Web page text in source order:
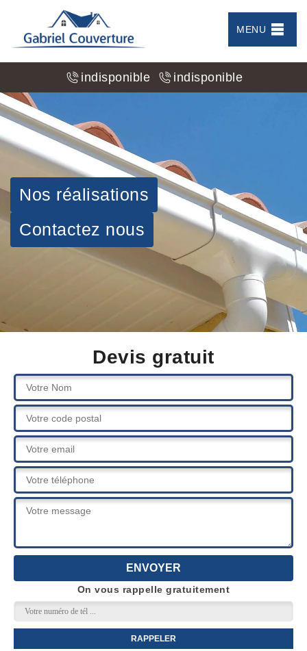
MENU
indisponible indisponible
Nos réalisations
Contactez nous
Devis gratuit
On vous rappelle gratuitement